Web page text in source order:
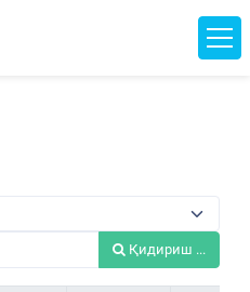
Қидириш ...